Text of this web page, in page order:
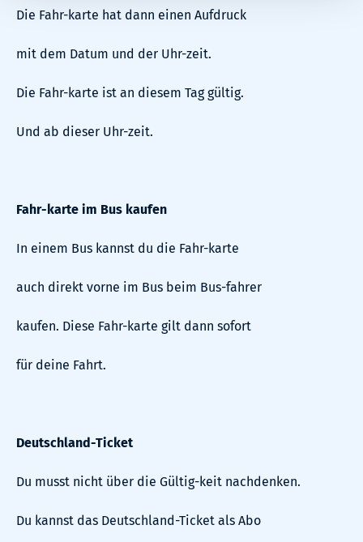
Die Fahr-karte hat dann einen Aufdruck
mit dem Datum und der Uhr-zeit.
Die Fahr-karte ist an diesem Tag gültig.
Und ab dieser Uhr-zeit.
Fahr-karte im Bus kaufen
In einem Bus kannst du die Fahr-karte
auch direkt vorne im Bus beim Bus-fahrer
kaufen. Diese Fahr-karte gilt dann sofort
für deine Fahrt.
Deutschland-Ticket
Du musst nicht über die Gültig-keit nachdenken.
Du kannst das Deutschland-Ticket als Abo